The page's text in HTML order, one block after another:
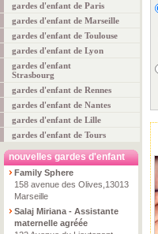
gardes d'enfant de Paris
gardes d'enfant de Marseille
gardes d'enfant de Toulouse
gardes d'enfant de Lyon
gardes d'enfant
Strasbourg
gardes d'enfant de Rennes
gardes d'enfant de Nantes
gardes d'enfant de Lille
gardes d'enfant de Tours
nouvelles gardes d'enfant
Family Sphere
158 avenue des Olives,13013
Marseille
Salaj Miriana - Assistante
maternelle agréée